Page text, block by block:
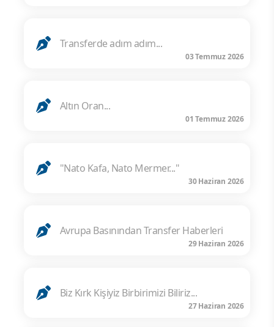
Transferde adım adım...
03 Temmuz 2026
Altın Oran...
01 Temmuz 2026
"Nato Kafa, Nato Mermer..."
30 Haziran 2026
Avrupa Basınından Transfer Haberleri
29 Haziran 2026
Biz Kırk Kişiyiz Birbirimizi Biliriz...
27 Haziran 2026